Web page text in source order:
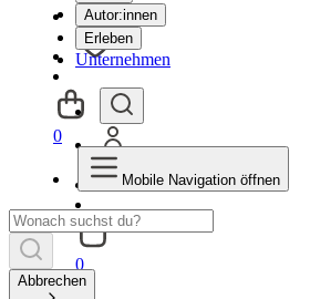
Autor:innen
Erleben
Unternehmen
0
0
Mobile Navigation öffnen
Abbrechen